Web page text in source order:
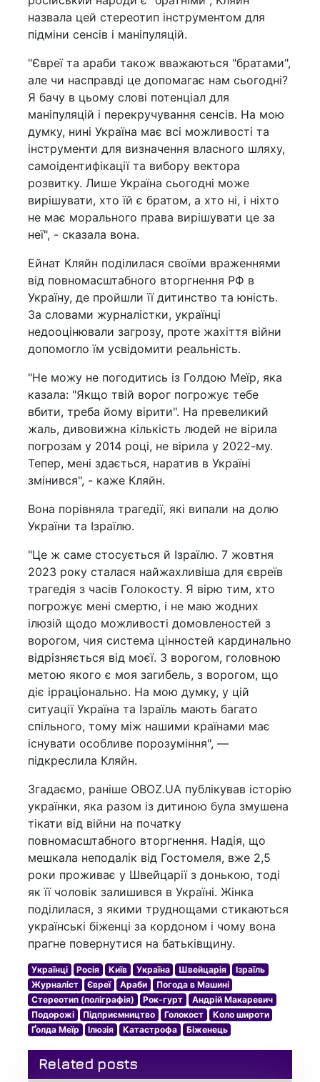
назвала цей стереотип інструментом для
підміни сенсів і маніпуляцій.
"Євреї та араби також вважаються "братами",
але чи насправді це допомагає нам сьогодні?
Я бачу в цьому слові потенціал для
маніпуляцій і перекручування сенсів. На мою
думку, нині Україна має всі можливості та
інструменти для визначення власного шляху,
самоідентифікації та вибору вектора
розвитку. Лише Україна сьогодні може
вирішувати, хто їй є братом, а хто ні, і ніхто
не має морального права вирішувати це за
неї", - сказала вона.
Ейнат Кляйн поділилася своїми враженнями
від повномасштабного вторгнення РФ в
Україну, де пройшли її дитинство та юність.
За словами журналістки, українці
недооцінювали загрозу, проте жахіття війни
допомогло їм усвідомити реальність.
"Не можу не погодитись із Голдою Меїр, яка
казала: "Якщо твій ворог погрожує тебе
вбити, треба йому вірити". На превеликий
жаль, дивовижна кількість людей не вірила
погрозам у 2014 році, не вірила у 2022-му.
Тепер, мені здається, наратив в Україні
змінився", - каже Кляйн.
Вона порівняла трагедії, які випали на долю
України та Ізраїлю.
"Це ж саме стосується й Ізраїлю. 7 жовтня
2023 року сталася найжахливіша для євреїв
трагедія з часів Голокосту. Я вірю тим, хто
погрожує мені смертю, і не маю жодних
ілюзій щодо можливості домовленостей з
ворогом, чия система цінностей кардинально
відрізняється від моєї. З ворогом, головною
метою якого є моя загибель, з ворогом, що
діє ірраціонально. На мою думку, у цій
ситуації Україна та Ізраїль мають багато
спільного, тому між нашими країнами має
існувати особливе порозуміння", —
підкреслила Кляйн.
Згадаємо, раніше OBOZ.UA публікував історію
українки, яка разом із дитиною була змушена
тікати від війни на початку
повномасштабного вторгнення. Надія, що
мешкала неподалік від Гостомеля, вже 2,5
роки проживає у Швейцарії з донькою, тоді
як її чоловік залишився в Україні. Жінка
поділилася, з якими труднощами стикаються
українські біженці за кордоном і чому вона
прагне повернутися на батьківщину.
Українці Росія Київ Україна Швейцарія
Ізраїль
Журналіст
Євреї Араби
Погода в Машині
Стереотип (поліграфія)
Рок-гурт
Андрій Макаревич
Подорожі
Підприємництво Голокост
Коло широти
Ґолда Меїр
Ілюзія Катастрофа Біженець
Related posts